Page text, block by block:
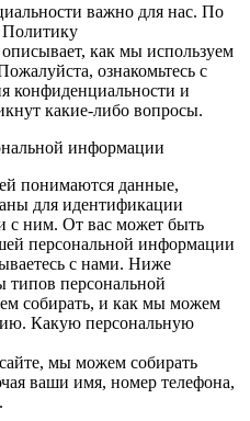
важно для нас. По
Политику
как мы используем
ознакомьтесь с
конфиденциальности и
какие-либо вопросы.
информации
понимаются данные,
для идентификации
с ним. От вас может быть
персональной информации
с нами. Ниже
типов персональной
собирать, и как мы можем
Какую персональную
мы можем собирать
ваши имя, номер телефона,